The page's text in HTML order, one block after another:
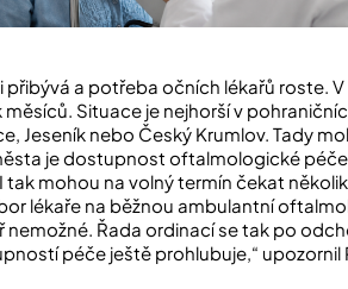
a potřeba očních lékařů roste.
měsíců. Situace je nejhorší v
Jeseník nebo Český Krumlov. Tady
je dostupnost oftalmologické
mohou na volný termín čekat
lékaře na běžnou ambulantní
Řada ordinací se tak po
péče ještě prohlubuje,“